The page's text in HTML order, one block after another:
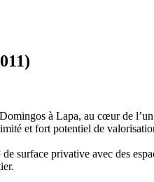
à Lapa, au cœur de
et fort potentiel de
surface privative avec des